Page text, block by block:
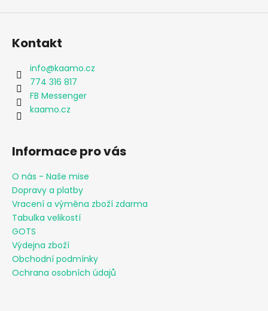
Kontakt
info@kaamo.cz
774 316 817
FB Messenger
kaamo.cz
Informace pro vás
O nás - Naše mise
Dopravy a platby
Vracení a výměna zboží zdarma
Tabulka velikostí
GOTS
Výdejna zboží
Obchodní podmínky
Ochrana osobních údajů